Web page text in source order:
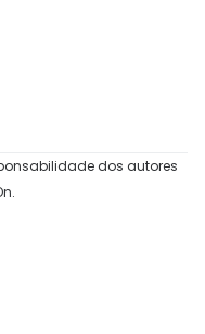
dos autores